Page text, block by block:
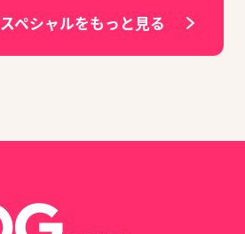
スペシャルをもっと見る